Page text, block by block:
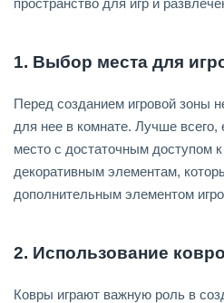
пространство для игр и
1. Выбор места для
Перед созданием игровой зоны
для нее в комнате. Лучше всего,
место с достаточным доступом
декоративным элементам,
дополнительным элементом
2. Использование
Ковры играют важную роль в